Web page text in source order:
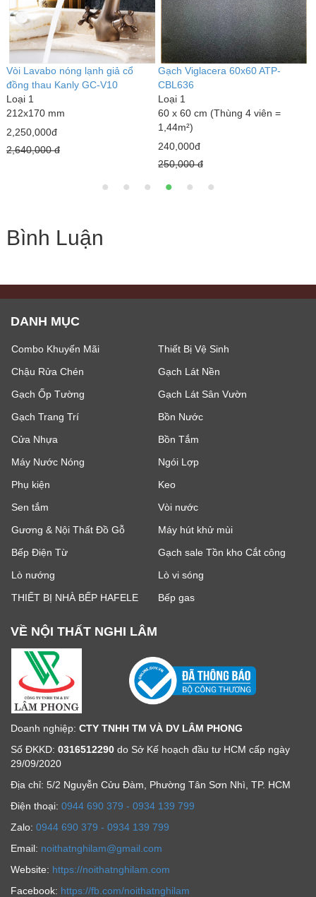
Vòi Lavabo nóng lạnh giả cổ
đồng thau Kanly GC-V10
Loại 1
212x170 mm
2,250,000đ
2,640,000 đ
Gạch Viglacera 60x60 ATP-
CBL636
Loại 1
60 x 60 cm (Thùng 4 viên =
1,44m²)
240,000đ
250,000 đ
Bình Luận
DANH MỤC
Combo Khuyến Mãi
Thiết Bị Vệ Sinh
Chậu Rửa Chén
Gạch Lát Nền
Gạch Ốp Tường
Gạch Lát Sân Vườn
Gạch Trang Trí
Bồn Nước
Cửa Nhựa
Bồn Tắm
Máy Nước Nóng
Ngói Lợp
Phụ kiện
Keo
Sen tắm
Vòi nước
Gương & Nội Thất Đồ Gỗ
Máy hút khử mùi
Bếp Điện Từ
Gạch sale Tồn kho Cắt công
Lò nướng
Lò vi sóng
THIẾT BỊ NHÀ BẾP HAFELE
Bếp gas
VỀ NỘI THẤT NGHI LÂM
Doanh nghiệp: CTY TNHH TM VÀ DV LÂM PHONG
Số ĐKKD: 0316512290 do Sở Kế hoạch đầu tư HCM cấp ngày
29/09/2020
Địa chỉ: 5/2 Nguyễn Cửu Đàm, Phường Tân Sơn Nhì, TP. HCM
Ðiện thoại: 0944 690 379 - 0934 139 799
Zalo: 0944 690 379 - 0934 139 799
Email: noithatnghilam@gmail.com
Website: https://noithatnghilam.com
Facebook: https://fb.com/noithatnghilam